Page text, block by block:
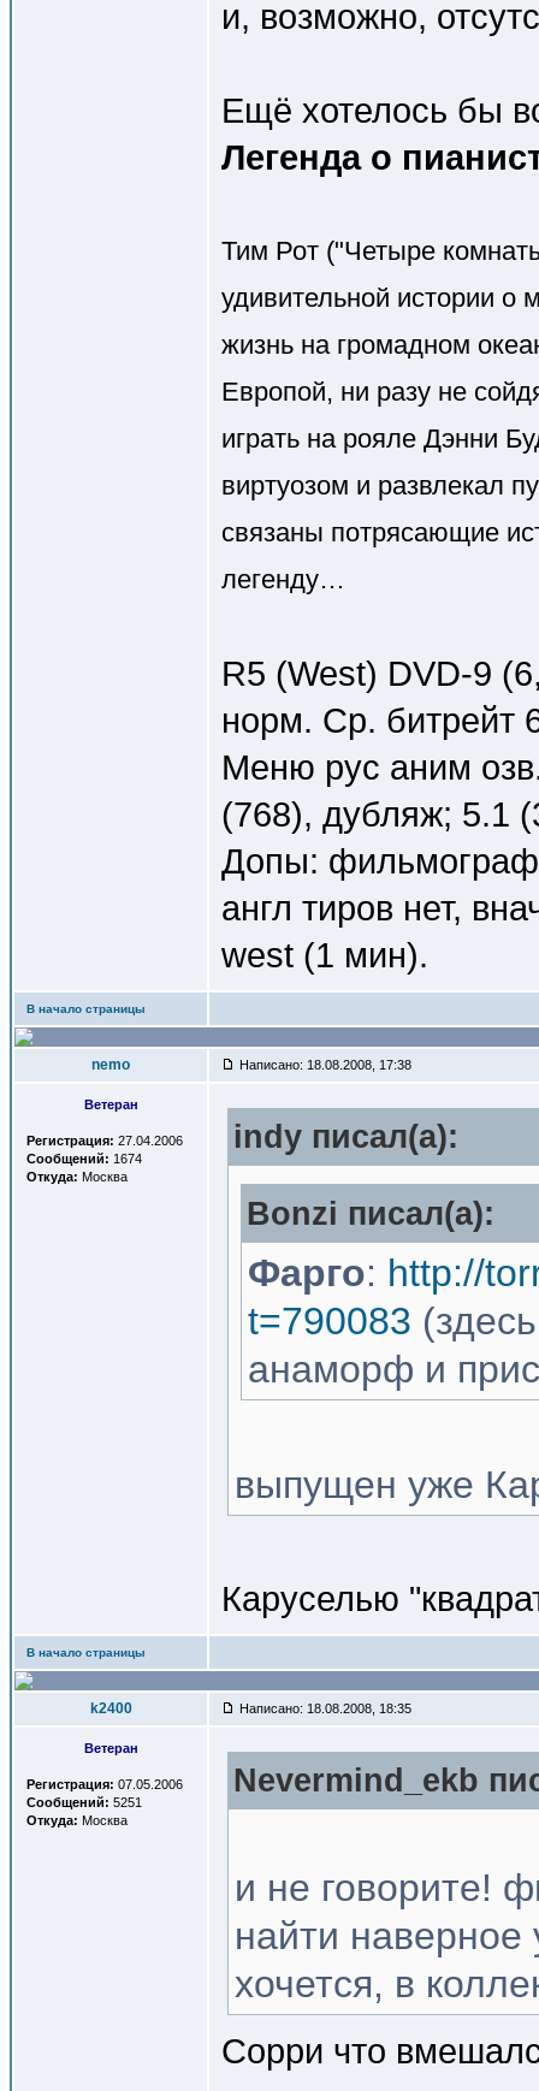
и, возможно,
Ещё хотелось бы
Легенда о
Тим Рот ("Четыре
удивительной истории о
жизнь на громадном
Европой, ни разу не
играть на рояле Дэнни
виртуозом и развлекал
связаны потрясающие
легенду…
R5 (West) DVD-9
норм. Ср. битрейт
Меню рус аним
(768), дубляж; 5.1
Допы:
англ тиров нет,
west (1 мин).
В начало страницы
nemo Написано: 18.08.2008, 17:38
Ветеран
Регистрация: 27.04.2006
Сообщений: 1674
Откуда: Москва
indy писал(a):
Bonzi писал(a):
Фарго: http://
t=790083
анаморф и
выпущен уже
Каруселью
В начало страницы
k2400 Написано: 18.08.2008, 18:35
Ветеран
Регистрация: 07.05.2006
Сообщений: 5251
Откуда: Москва
Nevermind_ekb
и не говорите!
найти
хочется, в
Сорри что